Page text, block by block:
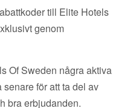
till Elite Hotels
genom
Of Sweden några aktiva
för att ta del av
bra erbjudanden.